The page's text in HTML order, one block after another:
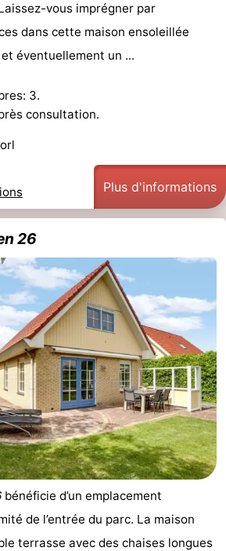
vous imprégner par
dans cette maison ensoleillée
éventuellement un ...
3.
consultation.
Plus d'informations
26
bénéficie d’un emplacement
de l’entrée du parc. La maison
terrasse avec des chaises longues